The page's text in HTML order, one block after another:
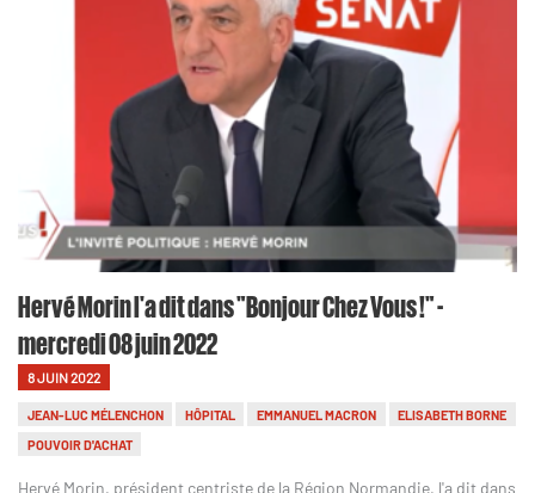
Hervé Morin l'a dit dans "Bonjour Chez Vous !" -
mercredi 08 juin 2022
8 JUIN 2022
JEAN-LUC MÉLENCHON HÔPITAL EMMANUEL MACRON
ELISABETH BORNE
POUVOIR D'ACHAT
Hervé Morin, président centriste de la Région Normandie, l'a dit dans